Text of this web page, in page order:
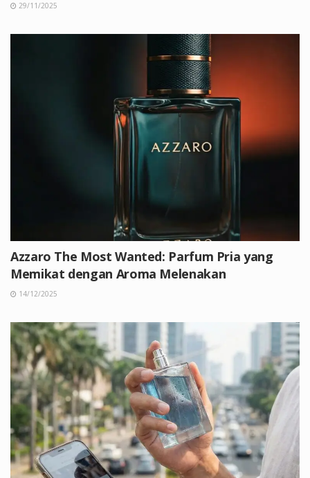
29/11/2025
Azzaro The Most Wanted: Parfum Pria yang
Memikat dengan Aroma Melenakan
14/12/2025